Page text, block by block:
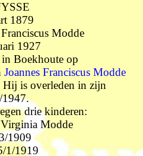
1879
Modde
1927
Boekhoute op
Joannes Franciscus Modde
Hij is overleden in zijn
1947.
drie kinderen:
Modde
1909
1/1919